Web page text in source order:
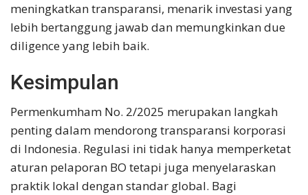
meningkatkan transparansi, menarik investasi yang
lebih bertanggung jawab dan memungkinkan due
diligence yang lebih baik.
Kesimpulan
Permenkumham No. 2/2025 merupakan langkah
penting dalam mendorong transparansi korporasi
di Indonesia. Regulasi ini tidak hanya memperketat
aturan pelaporan BO tetapi juga menyelaraskan
praktik lokal dengan standar global. Bagi